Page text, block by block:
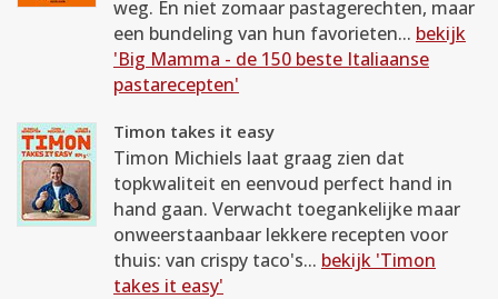
weg. En niet zomaar pastagerechten, maar
een bundeling van hun favorieten... bekijk
'Big Mamma - de 150 beste Italiaanse
pastarecepten'
Timon takes it easy
Timon Michiels laat graag zien dat
topkwaliteit en eenvoud perfect hand in
hand gaan. Verwacht toegankelijke maar
onweerstaanbaar lekkere recepten voor
thuis: van crispy taco's... bekijk 'Timon
takes it easy'